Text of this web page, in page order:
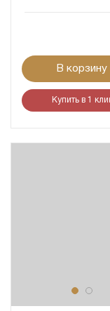
В корзину
Купить в 1